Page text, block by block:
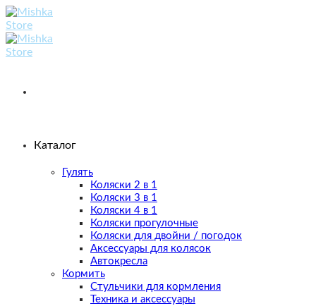
Skip
to
content
Каталог
Гулять
Коляски 2 в 1
Коляски 3 в 1
Коляски 4 в 1
Коляски прогулочные
Коляски для двойни / погодок
Аксессуары для колясок
Автокресла
Кормить
Стульчики для кормления
Техника и аксессуары